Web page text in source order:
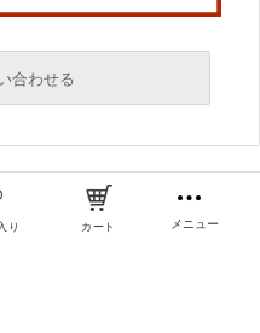
合わせる
り カート メニュー